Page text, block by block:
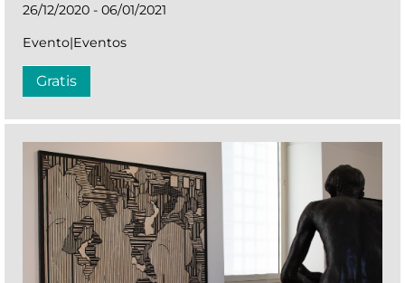
26/12/2020 - 06/01/2021
Evento|Eventos
Gratis